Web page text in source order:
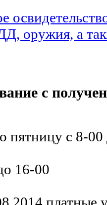
оружия, а
с
пятницу с 8-
16-00